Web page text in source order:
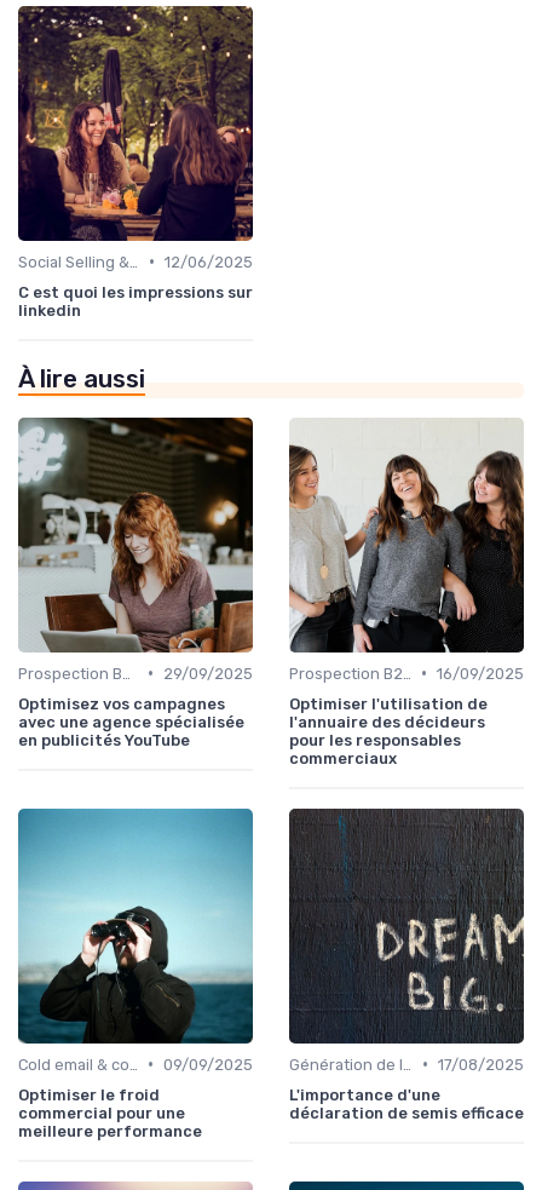
• 12/06/2025
C est quoi les impressions sur
linkedin
À lire aussi
•
29/09/2025
Optimisez vos campagnes
avec une agence spécialisée
en publicités YouTube
• 16/09/2025
Optimiser l'utilisation de
l'annuaire des décideurs
pour les responsables
commerciaux
• 09/09/2025
Optimiser le froid
commercial pour une
meilleure performance
• 17/08/2025
L'importance d'une
déclaration de semis efficace